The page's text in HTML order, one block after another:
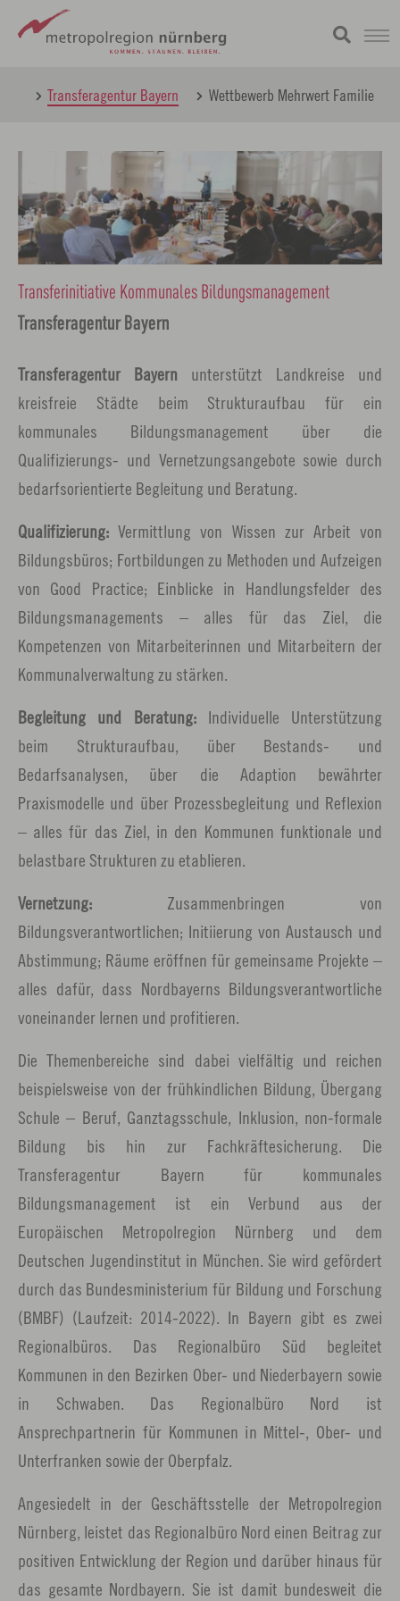
Hauptinhalt
Transferagentur Bayern Wettbewerb Mehrwert Familie
Transferagentur Bayern
Transferinitiative Kommunales Bildungsmanagement
Transferagentur Bayern unterstützt Landkreise und
kreisfreie Städte beim Strukturaufbau für ein
kommunales Bildungsmanagement über die
Qualifizierungs- und Vernetzungsangebote sowie durch
bedarfsorientierte Begleitung und Beratung.
Qualifizierung: Vermittlung von Wissen zur Arbeit von
Bildungsbüros; Fortbildungen zu Methoden und Aufzeigen
von Good Practice; Einblicke in Handlungsfelder des
Bildungsmanagements – alles für das Ziel, die
Kompetenzen von Mitarbeiterinnen und Mitarbeitern der
Kommunalverwaltung zu stärken.
Begleitung und Beratung:Individuelle Unterstützung
beim Strukturaufbau, über Bestands- und
Bedarfsanalysen, über die Adaption bewährter
Praxismodelle und über Prozessbegleitung und Reflexion
– alles für das Ziel, in den Kommunen funktionale und
belastbare Strukturen zu etablieren.
Vernetzung: Zusammenbringen von
Bildungsverantwortlichen; Initiierung von Austausch und
Abstimmung; Räume eröffnen für gemeinsame Projekte –
alles dafür, dass Nordbayerns Bildungsverantwortliche
voneinander lernen und profitieren.
Die Themenbereiche sind dabei vielfältig und reichen
beispielsweise von der frühkindlichen Bildung, Übergang
Schule – Beruf, Ganztagsschule, Inklusion, non-formale
Bildung bis hin zur Fachkräftesicherung. Die
Transferagentur Bayern für kommunales
Bildungsmanagement ist ein Verbund aus der
Europäischen Metropolregion Nürnberg und dem
Deutschen Jugendinstitut in München. Sie wird gefördert
durch das Bundesministerium für Bildung und Forschung
(BMBF) (Laufzeit: 2014-2022). In Bayern gibt es zwei
Regionalbüros. Das Regionalbüro Süd begleitet
Kommunen in den Bezirken Ober- und Niederbayern sowie
in Schwaben. Das Regionalbüro Nord ist
Ansprechpartnerin für Kommunen in Mittel-, Ober- und
Unterfranken sowie der Oberpfalz.
Angesiedelt in der Geschäftsstelle der Metropolregion
Nürnberg, leistet das Regionalbüro Nord einen Beitrag zur
positiven Entwicklung der Region und darüber hinaus für
das gesamte Nordbayern. Sie ist damit bundesweit die